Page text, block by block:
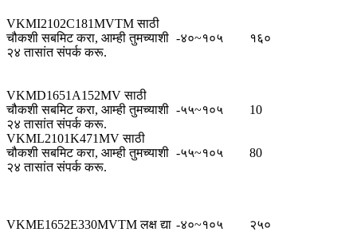
VKMI2102C181MVTM साठी
चौकशी सबमिट करा, आम्ही तुमच्याशी
२४ तासांत संपर्क करू.
-४०~१०५ १६०
VKMD1651A152MV साठी
चौकशी सबमिट करा, आम्ही तुमच्याशी
२४ तासांत संपर्क करू.
-५५~१०५ 10
VKML2101K471MV साठी
चौकशी सबमिट करा, आम्ही तुमच्याशी
२४ तासांत संपर्क करू.
-५५~१०५ 80
VKME1652E330MVTM लक्ष द्या -४०~१०५ २५०